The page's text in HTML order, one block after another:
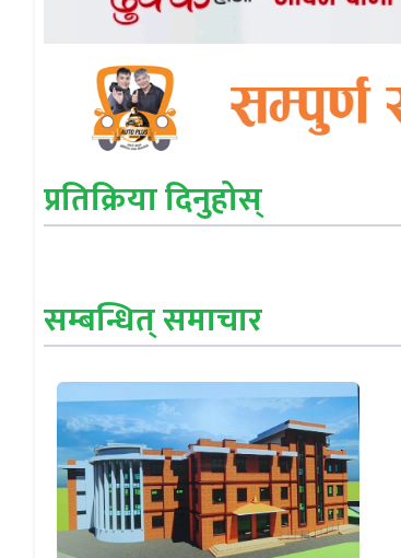
प्रतिक्रिया दिनुहोस्
सम्बन्धित् समाचार